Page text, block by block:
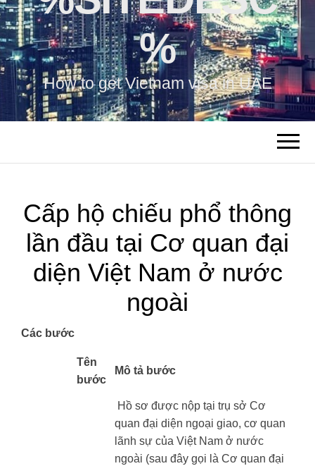
%
How to get Vietnam visa in UAE
Cấp hộ chiếu phổ thông
lần đầu tại Cơ quan đại
diện Việt Nam ở nước
ngoài
Các bước
​Tên
bước
Mô tả bước
​​ Hồ sơ được nộp tại trụ sở Cơ
quan đại diện ngoại giao, cơ quan
lãnh sự của Việt Nam ở nước
ngoài (sau đây gọi là Cơ quan đại